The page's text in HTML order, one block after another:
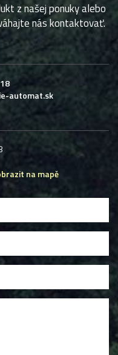
z našej ponuky alebo
nás kontaktovať.
automat.sk
na mapě